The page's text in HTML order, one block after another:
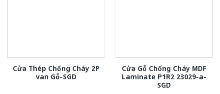
Cửa Thép Chống Cháy 2P
van Gỗ-SGD
Cửa Gỗ Chống Cháy MDF
Laminate P1R2 23029-a-
SGD